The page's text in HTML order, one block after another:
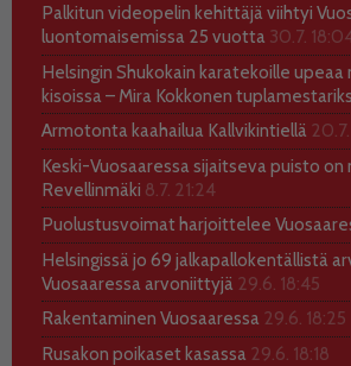
Palkitun videopelin kehittäjä viihtyi
luontomaisemissa 25 vuotta 30.7.
Helsingin Shukokain karatekoille
kisoissa – Mira Kokkonen
Armotonta kaahailua Kallvikintiellä
Keski-Vuosaaressa sijaitseva puisto on
Revellinmäki 8.7. 21:24
Puolustusvoimat harjoittelee
Helsingissä jo 69 jalkapallokentällistä
Vuosaaressa arvoniittyjä 29.6. 18:45
Rakentaminen Vuosaaressa 29.6. 18:25
Rusakon poikaset kasassa 29.6. 18:18